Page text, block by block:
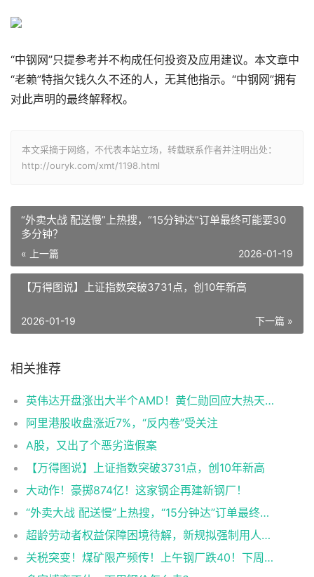
“中钢网”只提参考并不构成任何投资及应用建议。本文章中
“老赖”特指欠钱久久不还的人，无其他指示。“中钢网”拥有
对此声明的最终解释权。
本文采摘于网络，不代表本站立场，转载联系作者并注明出处：
http://ouryk.com/xmt/1198.html
“外卖大战 配送慢”上热搜，“15分钟达”订单最终可能要30
多分钟？
« 上一篇 2026-01-19
【万得图说】上证指数突破3731点，创10年新高
下一篇 »
2026-01-19
相关推荐
英伟达开盘涨出大半个AMD！黄仁勋回应大热天穿皮夹克
阿里港股收盘涨近7%，“反内卷”受关注
A股，又出了个恶劣造假案
【万得图说】上证指数突破3731点，创10年新高
大动作！豪掷874亿！这家钢企再建新钢厂！
“外卖大战 配送慢”上热搜，“15分钟达”订单最终可能要30多分钟？
超龄劳动者权益保障困境待解，新规拟强制用人单位投保工伤险
关税突变！煤矿限产频传！上午钢厂跌40！下周钢价要到3400？